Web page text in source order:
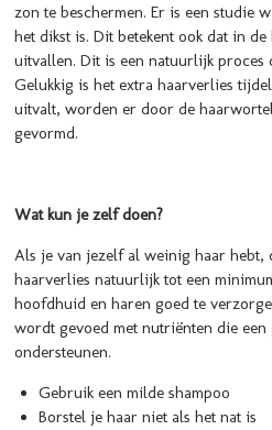
zon te beschermen. Er is een studie
het dikst is. Dit betekent ook dat in
uitvallen. Dit is een natuurlijk proces
Gelukkig is het extra haarverlies
uitvalt, worden er door de
gevormd.
Wat kun je zelf doen?
Als je van jezelf al weinig haar hebt,
haarverlies natuurlijk tot een
hoofdhuid en haren goed te
wordt gevoed met nutriënten die
ondersteunen.
Gebruik een milde shampoo
Borstel je haar niet als het nat is